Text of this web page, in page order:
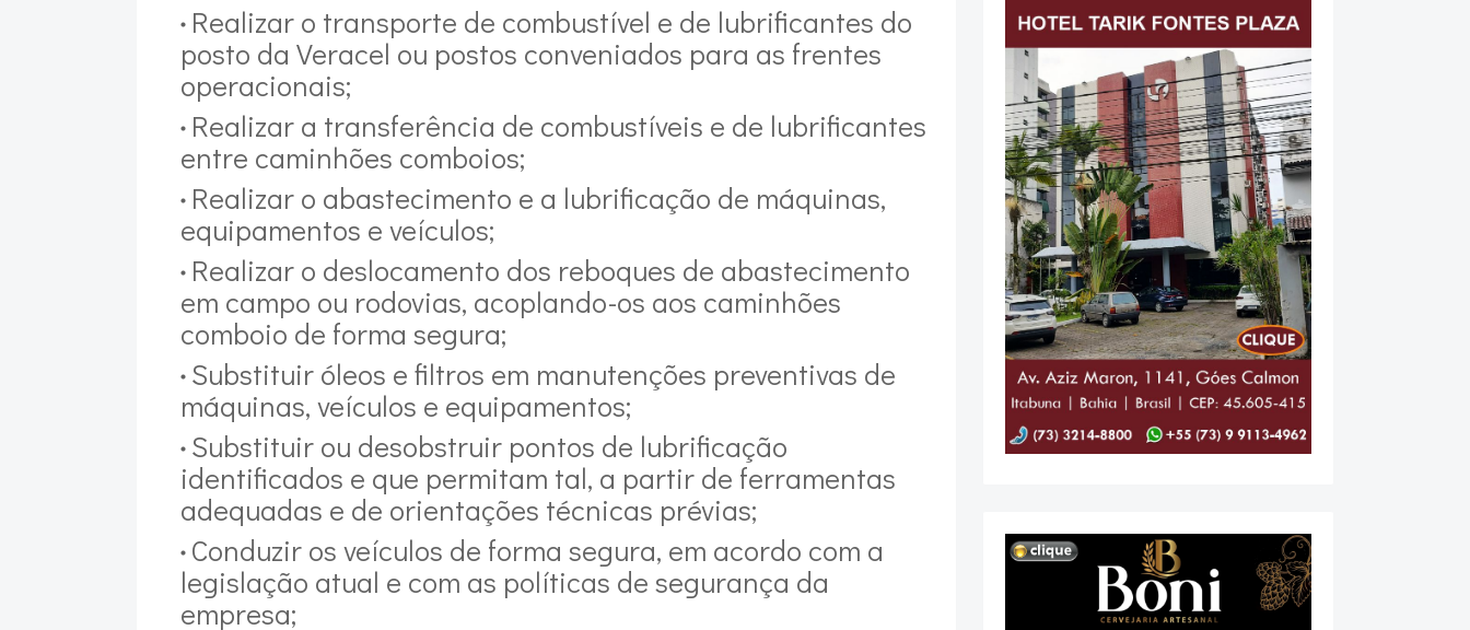
Realizar o transporte de combustível e de lubrificantes do
posto da Veracel ou postos conveniados para as frentes
operacionais;
Realizar a transferência de combustíveis e de lubrificantes
entre caminhões comboios;
Realizar o abastecimento e a lubrificação de máquinas,
equipamentos e veículos;
Realizar o deslocamento dos reboques de abastecimento
em campo ou rodovias, acoplando-os aos caminhões
comboio de forma segura;
Substituir óleos e filtros em manutenções preventivas de
máquinas, veículos e equipamentos;
Substituir ou desobstruir pontos de lubrificação
identificados e que permitam tal, a partir de ferramentas
adequadas e de orientações técnicas prévias;
Conduzir os veículos de forma segura, em acordo com a
legislação atual e com as políticas de segurança da
empresa;